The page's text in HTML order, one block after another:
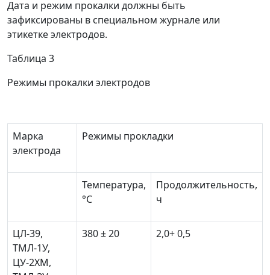
Дата и режим прокалки должны быть
зафиксированы в специальном журнале или
этикетке электродов.
Таблица 3
Режимы прокалки электродов
Марка
электрода
Режимы прокладки
Температура,
°С
Продолжительность,
ч
ЦЛ-39,
ТМЛ-1У,
ЦУ-2ХМ,
380 ± 20 2,0+ 0,5